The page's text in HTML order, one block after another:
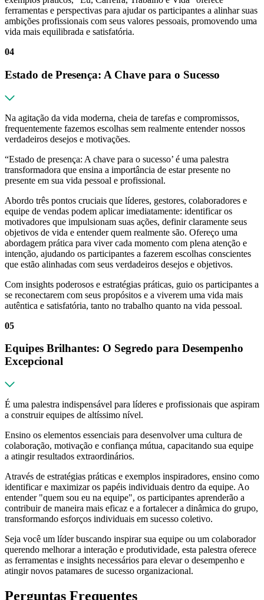
ferramentas e perspectivas para ajudar os participantes a alinhar suas
ambições profissionais com seus valores pessoais, promovendo uma
vida mais equilibrada e satisfatória.
04
Estado de Presença: A Chave para o Sucesso
Na agitação da vida moderna, cheia de tarefas e compromissos,
frequentemente fazemos escolhas sem realmente entender nossos
verdadeiros desejos e motivações.
“Estado de presença: A chave para o sucesso’ é uma palestra
transformadora que ensina a importância de estar presente no
presente em sua vida pessoal e profissional.
Abordo três pontos cruciais que líderes, gestores, colaboradores e
equipe de vendas podem aplicar imediatamente: identificar os
motivadores que impulsionam suas ações, definir claramente seus
objetivos de vida e entender quem realmente são. Ofereço uma
abordagem prática para viver cada momento com plena atenção e
intenção, ajudando os participantes a fazerem escolhas conscientes
que estão alinhadas com seus verdadeiros desejos e objetivos.
Com insights poderosos e estratégias práticas, guio os participantes a
se reconectarem com seus propósitos e a viverem uma vida mais
autêntica e satisfatória, tanto no trabalho quanto na vida pessoal.
05
Equipes Brilhantes: O Segredo para Desempenho
Excepcional
É uma palestra indispensável para líderes e profissionais que aspiram
a construir equipes de altíssimo nível.
Ensino os elementos essenciais para desenvolver uma cultura de
colaboração, motivação e confiança mútua, capacitando sua equipe
a atingir resultados extraordinários.
Através de estratégias práticas e exemplos inspiradores, ensino como
identificar e maximizar os papéis individuais dentro da equipe. Ao
entender "quem sou eu na equipe", os participantes aprenderão a
contribuir de maneira mais eficaz e a fortalecer a dinâmica do grupo,
transformando esforços individuais em sucesso coletivo.
Seja você um líder buscando inspirar sua equipe ou um colaborador
querendo melhorar a interação e produtividade, esta palestra oferece
as ferramentas e insights necessários para elevar o desempenho e
atingir novos patamares de sucesso organizacional.
Perguntas Frequentes